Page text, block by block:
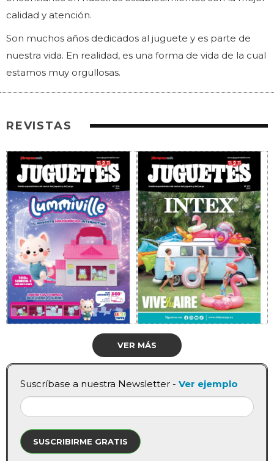
calidad y atención.
Son muchos años dedicados al juguete y es parte de
nuestra vida. En realidad, es una forma de vida de la cual
estamos muy orgullosas.
REVISTAS
VER MÁS
Suscríbase a nuestra Newsletter - Ver ejemplo
SUSCRIBIRME GRATIS